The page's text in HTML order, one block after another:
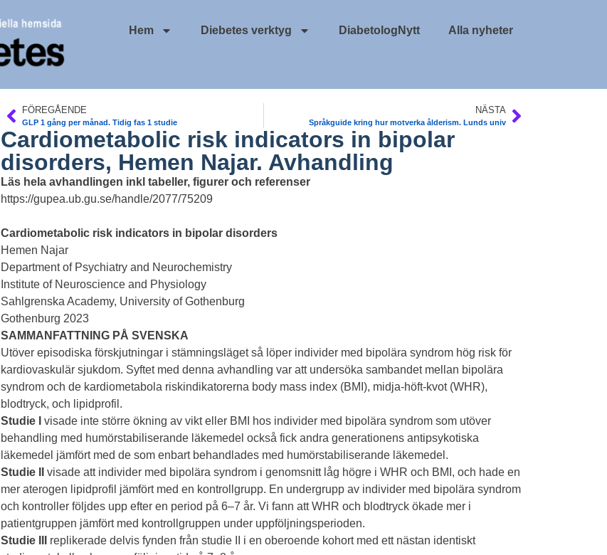
Hem Diebetes verktyg DiabetologNytt Alla nyheter
FÖREGÅENDE
GLP 1 gång per månad. Tidig fas 1 studie
NÄSTA
Språkguide kring hur motverka ålderism. Lunds univ
Cardiometabolic risk indicators in bipolar
disorders, Hemen Najar. Avhandling
Läs hela avhandlingen inkl tabeller, figurer och referenser
https://gupea.ub.gu.se/handle/2077/75209
Cardiometabolic risk indicators in bipolar disorders
Hemen Najar
Department of Psychiatry and Neurochemistry
Institute of Neuroscience and Physiology
Sahlgrenska Academy, University of Gothenburg
Gothenburg 2023
SAMMANFATTNING PÅ SVENSKA
Utöver episodiska förskjutningar i stämningsläget så löper individer med bipolära syndrom hög risk för
kardiovaskulär sjukdom. Syftet med denna avhandling var att undersöka sambandet mellan bipolära
syndrom och de kardiometabola riskindikatorerna body mass index (BMI), midja-höft-kvot (WHR),
blodtryck, och lipidprofil.
Studie I
visade inte större ökning av vikt eller BMI hos individer med bipolära syndrom som utöver
behandling med humörstabiliserande läkemedel också fick andra generationens antipsykotiska
läkemedel jämfört med de som enbart behandlades med humörstabiliserande läkemedel.
Studie II
visade att individer med bipolära syndrom i genomsnitt låg högre i WHR och BMI, och hade en
mer aterogen lipidprofil jämfört med en kontrollgrupp. En undergrupp av individer med bipolära syndrom
och kontroller följdes upp efter en period på 6–7 år. Vi fann att WHR och blodtryck ökade mer i
patientgruppen jämfört med kontrollgruppen under uppföljningsperioden.
Studie III
replikerade delvis fynden från studie II i en oberoende kohort med ett nästan identiskt